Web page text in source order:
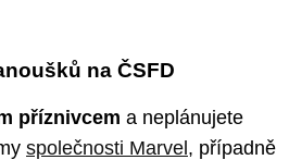
na ČSFD
příznivcem a neplánujete
společnosti Marvel, případně